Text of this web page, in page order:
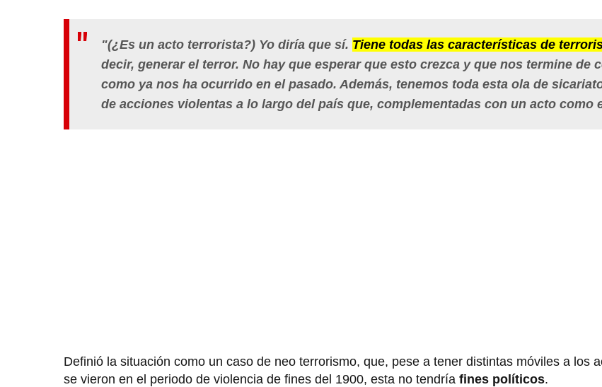
"(¿Es un acto terrorista?) Yo diría que sí. Tiene todas las características de
decir, generar el terror. No hay que esperar que esto crezca y que nos termine de
como ya nos ha ocurrido en el pasado. Además, tenemos toda esta ola de
de acciones violentas a lo largo del país que, complementadas con un acto como
Definió la situación como un caso de neo terrorismo, que, pese a tener distintas móviles a los
se vieron en el periodo de violencia de fines del 1900, esta no tendría fines políticos.